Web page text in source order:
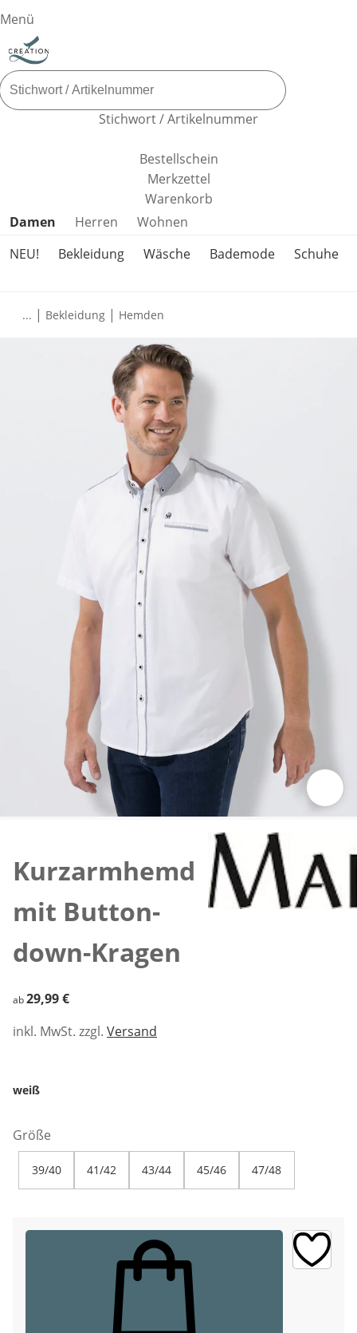
Menü
Stichwort / Artikelnummer
Bestellschein
Merkzettel
Warenkorb
Produktkategorien überspringen
Damen Herren
Wohnen
NEU!
Bekleidung Wäsche Bademode Schuhe
... | Bekleidung | Hemden
Kurzarmhemd
mit Button-
down-Kragen
29,99 €
ab29,99 €
inkl. MwSt. zzgl. Versand
weiß
Größe
39/40 41/42 43/44 45/46 47/48